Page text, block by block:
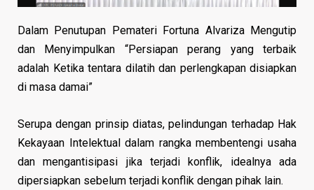
Dalam Penutupan Pemateri Fortuna Alvariza Mengutip
dan Menyimpulkan “Persiapan perang yang terbaik
adalah Ketika tentara dilatih dan perlengkapan disiapkan
di masa damai”
Serupa dengan prinsip diatas, pelindungan terhadap Hak
Kekayaan Intelektual dalam rangka membentengi usaha
dan mengantisipasi jika terjadi konflik, idealnya ada
dipersiapkan sebelum terjadi konflik dengan pihak lain.